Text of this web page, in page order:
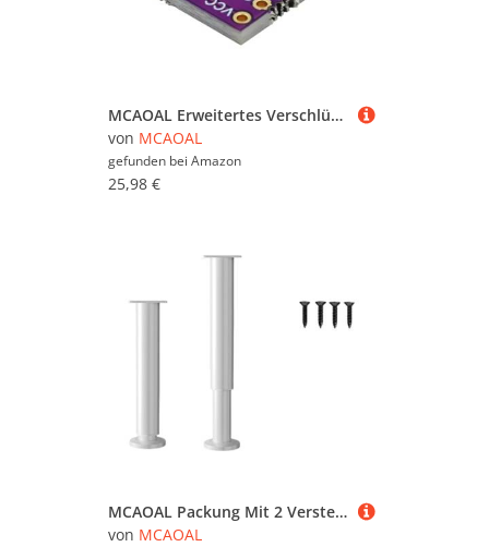
MCAOAL Erweitertes Verschlüsselungsmodul CJMCU608 Kryptografisches Passwort NISTP256 Kurven Für Finanzanwendungen Mit Geringem Stromverbrauch
von MCAOAL
gefunden bei Amazon
25,98 €
MCAOAL Packung Mit 2 Verstellbaren Stahlmöbeln Beine Sofa Couch Beine Stoßdämpferung Fußpolster Für Schreibtisch Couches Regale & Kommode Couchtisch Couchtisch
von MCAOAL